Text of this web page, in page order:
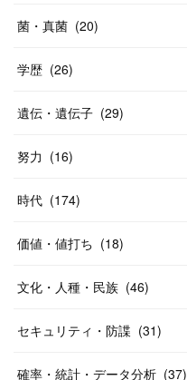
菌・真菌 (20)
学歴 (26)
遺伝・遺伝子 (29)
努力 (16)
時代 (174)
価値・値打ち (18)
文化・人種・民族 (46)
セキュリティ・防諜 (31)
確率・統計・データ分析 (37)